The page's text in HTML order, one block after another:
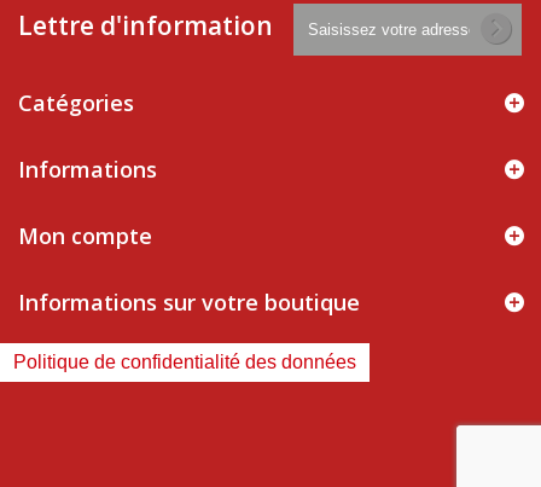
Lettre d'information
Catégories
Informations
Mon compte
Informations sur votre boutique
Politique de confidentialité des données